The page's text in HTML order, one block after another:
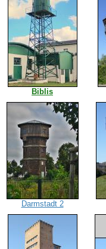
Biblis
Darmstadt 2